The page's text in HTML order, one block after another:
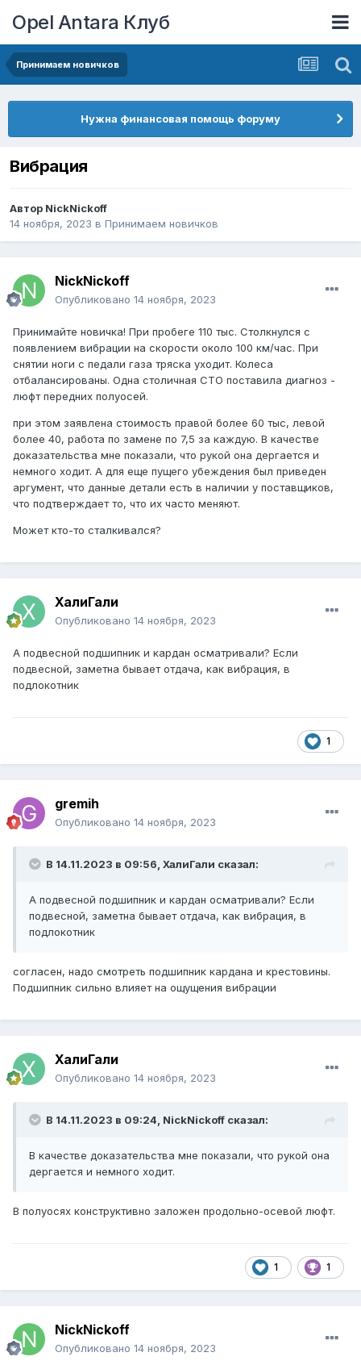
Opel Antara Клуб
Принимаем новичков
Нужна финансовая помощь форуму
Вибрация
Автор NickNickoff
14 ноября, 2023 в Принимаем новичков
NickNickoff
Опубликовано 14 ноября, 2023
Принимайте новичка! При пробеге 110 тыс. Столкнулся с
появлением вибрации на скорости около 100 км/час. При
снятии ноги с педали газа тряска уходит. Колеса
отбалансированы. Одна столичная СТО поставила диагноз -
люфт передних полуосей.
при этом заявлена стоимость правой более 60 тыс, левой
более 40, работа по замене по 7,5 за каждую. В качестве
доказательства мне показали, что рукой она дергается и
немного ходит. А для еще пущего убеждения был приведен
аргумент, что данные детали есть в наличии у поставщиков,
что подтверждает то, что их часто меняют.
Может кто-то сталкивался?
ХалиГали
Опубликовано 14 ноября, 2023
А подвесной подшипник и кардан осматривали? Если
подвесной, заметна бывает отдача, как вибрация, в
подлокотник
1
gremih
Опубликовано 14 ноября, 2023
В 14.11.2023 в 09:56, ХалиГали сказал:
А подвесной подшипник и кардан осматривали? Если
подвесной, заметна бывает отдача, как вибрация, в
подлокотник
согласен, надо смотреть подшипник кардана и крестовины.
Подшипник сильно влияет на ощущения вибрации
ХалиГали
Опубликовано 14 ноября, 2023
В 14.11.2023 в 09:24, NickNickoff сказал:
В качестве доказательства мне показали, что рукой она
дергается и немного ходит.
В полуосях конструктивно заложен продольно-осевой люфт.
1 1
NickNickoff
Опубликовано 14 ноября, 2023